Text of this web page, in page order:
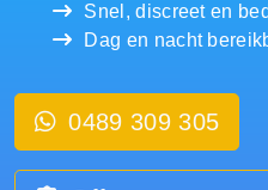
Snel, discreet en
Dag en nacht
0489 309 305